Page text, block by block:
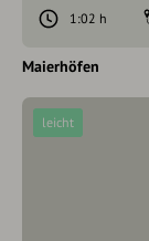
1:02 h
Maierhöfen
leicht